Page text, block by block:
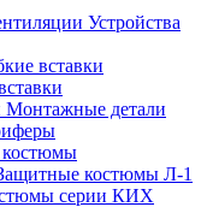
Устройства
вставки
Монтажные детали
костюмы Л-1
серии КИХ